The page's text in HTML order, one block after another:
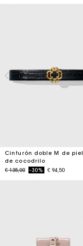
Cinturón doble M de piel
de cocodrilo
Price reduced from
€ 135,00to-30% € 94,50